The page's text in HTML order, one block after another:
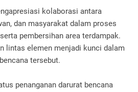
kolaborasi antara
dan masyarakat dalam proses
pembersihan area terdampak.
lintas elemen menjadi kunci dalam
tersebut.
penanganan darurat bencana